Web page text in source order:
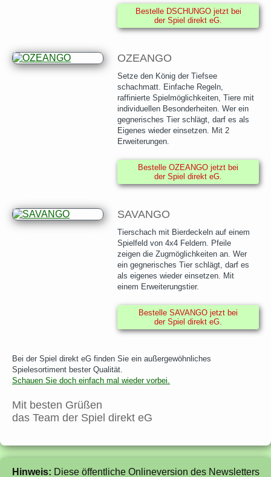
Bestelle DSCHUNGO jetzt bei
der Spiel direkt eG.
OZEANGO
Setze den König der Tiefsee
schachmatt. Einfache Regeln,
raffinierte Spielmöglichkeiten, Tiere mit
individuellen Besonderheiten. Wer ein
gegnerisches Tier schlägt, darf es als
Eigenes wieder einsetzen. Mit 2
Erweiterungen.
Bestelle OZEANGO jetzt bei
der Spiel direkt eG.
SAVANGO
Tierschach mit Bierdeckeln auf einem
Spielfeld von 4x4 Feldern. Pfeile
zeigen die Zugmöglichkeiten an. Wer
ein gegnerisches Tier schlägt, darf es
als eigenes wieder einsetzen. Mit
einem Erweiterungstier.
Bestelle SAVANGO jetzt bei
der Spiel direkt eG.
Bei der Spiel direkt eG finden Sie ein außergewöhnliches
Spielesortiment bester Qualität.
Schauen Sie doch einfach mal wieder vorbei.
Mit besten Grüßen
das Team der Spiel direkt eG
Hinweis: Diese öffentliche Onlineversion des Newsletters